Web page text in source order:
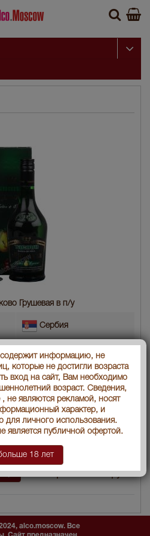
Грушевая в п/у
Сербия
40
28306
"Компания Таково АД"
Только самовывоз
2482
alco.moscow. Все
информацию, не
которые не достигли возраста
вход на сайт, Вам необходимо
возраст. Сведения,
не являются рекламой, носят
характер, и
для личного использования.
является публичной офертой.
Мне больше 18 лет